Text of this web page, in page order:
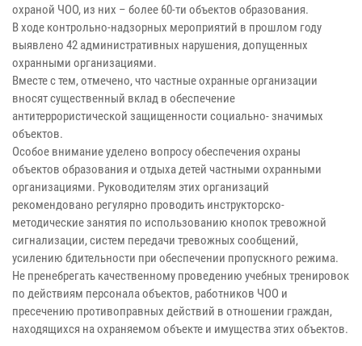
охраной ЧОО, из них – более 60-ти объектов образования.
В ходе контрольно-надзорных мероприятий в прошлом году
выявлено 42 административных нарушения, допущенных
охранными организациями.
Вместе с тем, отмечено, что частные охранные организации
вносят существенный вклад в обеспечение
антитеррористической защищенности социально- значимых
объектов.
Особое внимание уделено вопросу обеспечения охраны
объектов образования и отдыха детей частными охранными
организациями. Руководителям этих организаций
рекомендовано регулярно проводить инструкторско-
методические занятия по использованию кнопок тревожной
сигнализации, систем передачи тревожных сообщений,
усилению бдительности при обеспечении пропускного режима.
Не пренебрегать качественному проведению учебных тренировок
по действиям персонала объектов, работников ЧОО и
пресечению противоправных действий в отношении граждан,
находящихся на охраняемом объекте и имущества этих объектов.